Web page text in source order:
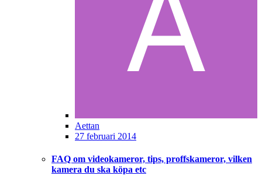
Aettan
27 februari 2014
FAQ om videokameror, tips, proffskameror, vilken
kamera du ska köpa etc